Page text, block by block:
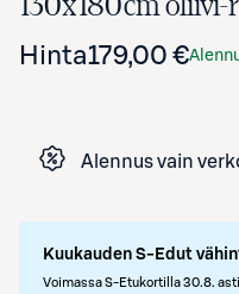
Hinta179,00 €
Alennus vain
Kuukauden S-Edut
Voimassa S-Etukortilla 30.8.